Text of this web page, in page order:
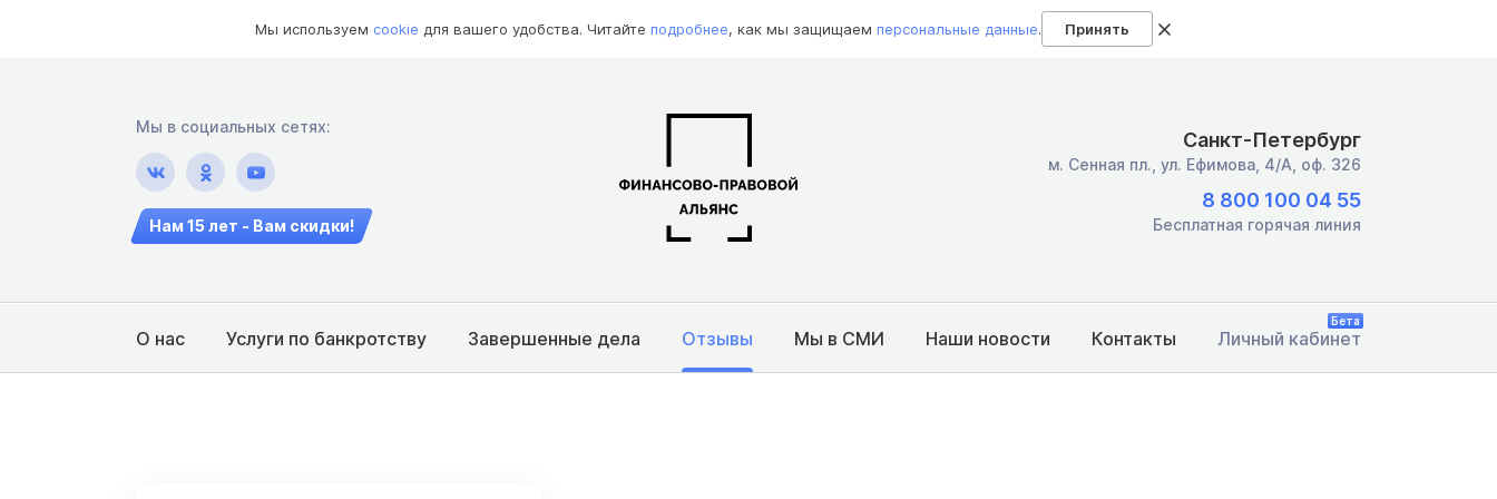
Мы используем cookie для вашего удобства. Читайте подробнее, как мы защищаем персональные данные. Принять
Мы в социальных сетях:
Нам 15 лет - Вам скидки!
Санкт-Петербург
м. Сенная пл., ул. Ефимова, 4/А, оф. 326
8 800 100 04 55
Бесплатная горячая линия
О нас Услуги по банкротству Завершенные дела Отзывы Мы в СМИ Наши новости Контакты Личный кабинет
Бета